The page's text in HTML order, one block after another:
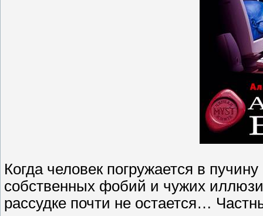
Когда человек погружается в
собственных фобий и чужих
рассудке почти не остается…